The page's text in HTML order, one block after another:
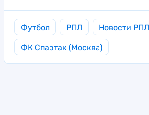
Футбол РПЛ Новости РПЛ
ФК Спартак (Москва)